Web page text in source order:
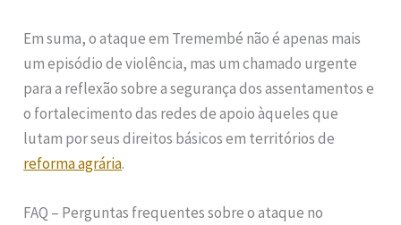
Em suma, o ataque em Tremembé não é apenas mais
um episódio de violência, mas um chamado urgente
para a reflexão sobre a segurança dos assentamentos e
o fortalecimento das redes de apoio àqueles que
lutam por seus direitos básicos em territórios de
reforma agrária.
FAQ – Perguntas frequentes sobre o ataque no